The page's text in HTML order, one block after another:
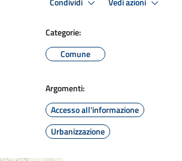
Categorie:
Comune
Argomenti:
Accesso all'informazione
Urbanizzazione